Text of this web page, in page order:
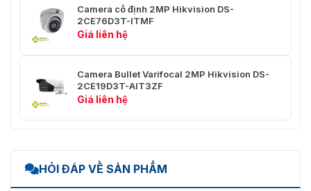
(5.465" × 2.389" × 2.278")
Trọng lượng
Bảo vệ IP67
Camera cố định 2MP Hikvision DS-
2CE76D3T-ITMF
Giá liên hệ
Camera Bullet Varifocal 2MP Hikvision DS-
2CE19D3T-AIT3ZF
Giá liên hệ
HỎI ĐÁP VỀ SẢN PHẨM